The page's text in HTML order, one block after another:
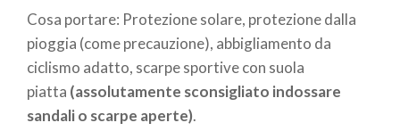
Cosa portare: Protezione solare, protezione dalla
pioggia (come precauzione), abbigliamento da
ciclismo adatto, scarpe sportive con suola
piatta (assolutamente sconsigliato indossare
sandali o scarpe aperte).